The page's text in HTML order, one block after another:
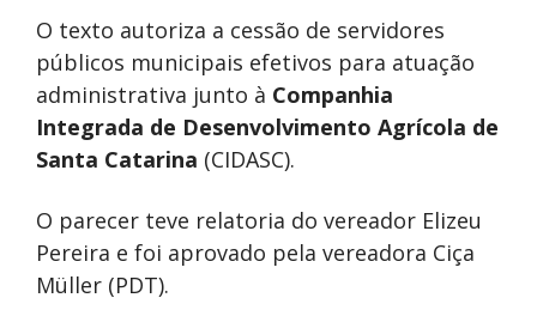
O texto autoriza a cessão de servidores
públicos municipais efetivos para atuação
administrativa junto à Companhia
Integrada de Desenvolvimento Agrícola de
Santa Catarina (CIDASC).
O parecer teve relatoria do vereador Elizeu
Pereira e foi aprovado pela vereadora Ciça
Müller (PDT).